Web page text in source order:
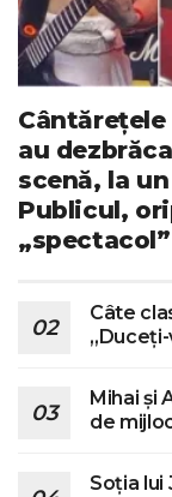
au
scenă, la
Publicul,
„spectacol”
Câte
Mihai și
de
Soția lui